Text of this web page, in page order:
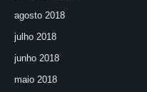
agosto 2018
julho 2018
junho 2018
maio 2018